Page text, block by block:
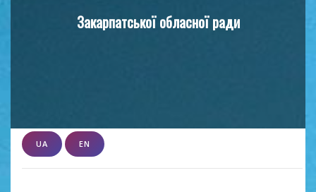
Закарпатської обласної ради
UA EN